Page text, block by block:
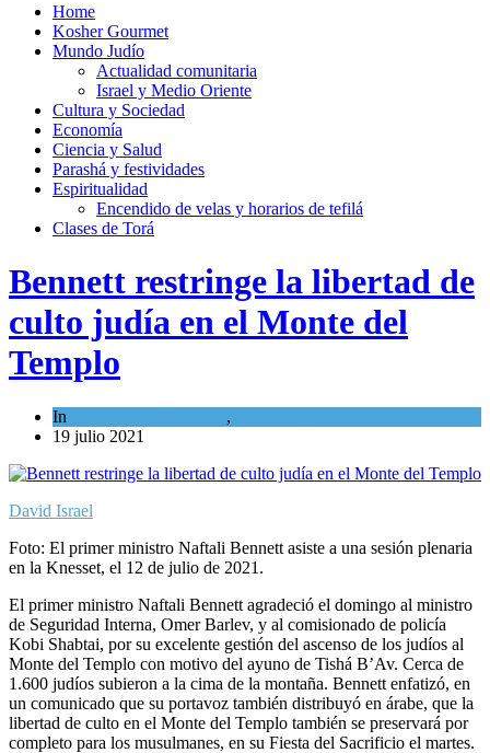
Home
Kosher Gourmet
Mundo Judío
Actualidad comunitaria
Israel y Medio Oriente
Cultura y Sociedad
Economía
Ciencia y Salud
Parashá y festividades
Espiritualidad
Encendido de velas y horarios de tefilá
Clases de Torá
Bennett restringe la libertad de
culto judía en el Monte del
Templo
In ,
19 julio 2021
David Israel
Foto: El primer ministro Naftali Bennett asiste a una sesión plenaria
en la Knesset, el 12 de julio de 2021.
El primer ministro Naftali Bennett agradeció el domingo al ministro
de Seguridad Interna, Omer Barlev, y al comisionado de policía
Kobi Shabtai, por su excelente gestión del ascenso de los judíos al
Monte del Templo con motivo del ayuno de Tishá B’Av. Cerca de
1.600 judíos subieron a la cima de la montaña. Bennett enfatizó, en
un comunicado que su portavoz también distribuyó en árabe, que la
libertad de culto en el Monte del Templo también se preservará por
completo para los musulmanes, en su Fiesta del Sacrificio el martes.